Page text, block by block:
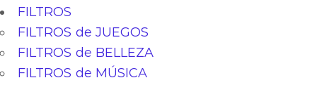
FILTROS
FILTROS de JUEGOS
FILTROS de BELLEZA
FILTROS de MÚSICA